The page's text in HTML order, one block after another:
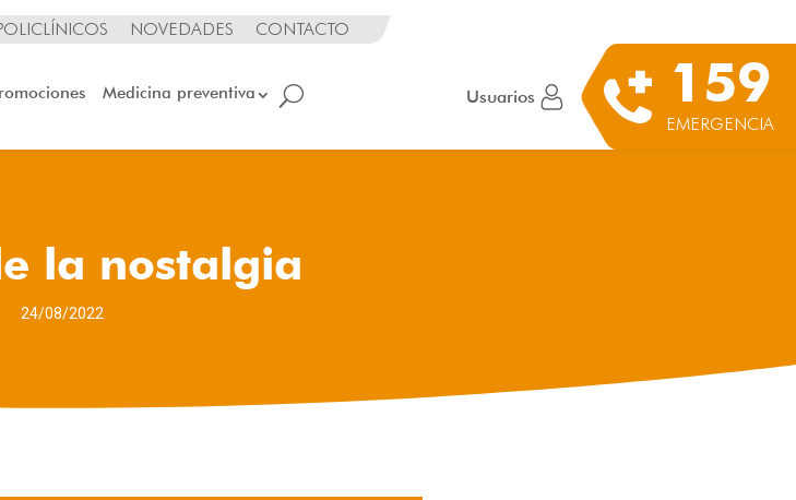
NOVEDADES CONTACTO
Medicina preventiva Usuarios 159
EMERGENCIA
la nostalgia
24/08/2022